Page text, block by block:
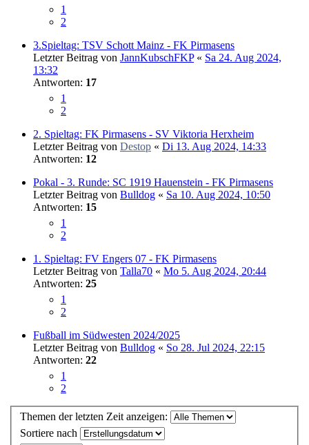
1
2
3.Spieltag: TSV Schott Mainz - FK Pirmasens
Letzter Beitrag von JannKubschFKP« Sa 24. Aug 2024,
13:32
Antworten: 17
1
2
2. Spieltag: FK Pirmasens - SV Viktoria Herxheim
Letzter Beitrag von Destop « Di 13. Aug 2024, 14:33
Antworten: 12
Pokal - 3. Runde: SC 1919 Hauenstein - FK Pirmasens
Letzter Beitrag von Bulldog « Sa 10. Aug 2024, 10:50
Antworten: 15
1
2
1. Spieltag: FV Engers 07 - FK Pirmasens
Letzter Beitrag von Talla70 « Mo 5. Aug 2024, 20:44
Antworten: 25
1
2
Fußball im Südwesten 2024/2025
Letzter Beitrag von Bulldog « So 28. Jul 2024, 22:15
Antworten: 22
1
2
Themen der letzten Zeit anzeigen:
Sortiere nach